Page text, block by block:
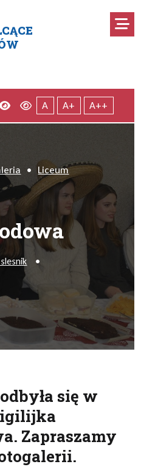
Wersja kontrastowa
Wersja domyślna
A A+ A++
• Liceum
•
na FB
się w
Zapraszamy